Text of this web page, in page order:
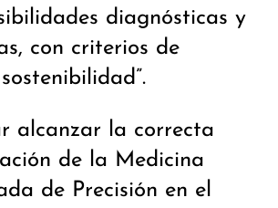
diagnósticas y
con criterios de
alcanzar la correcta
de la Medicina
de Precisión en el